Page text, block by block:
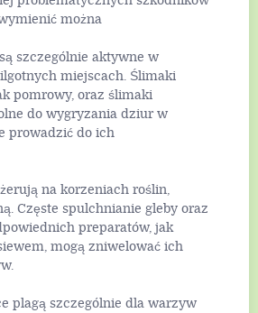
można
szczególnie aktywne w
miejscach. Ślimaki
pomrowy, oraz ślimaki
do wygryzania dziur w
prowadzić do ich
na korzeniach roślin,
Częste spulchnianie gleby oraz
preparatów, jak
mogą zniwelować ich
plagą szczególnie dla warzyw